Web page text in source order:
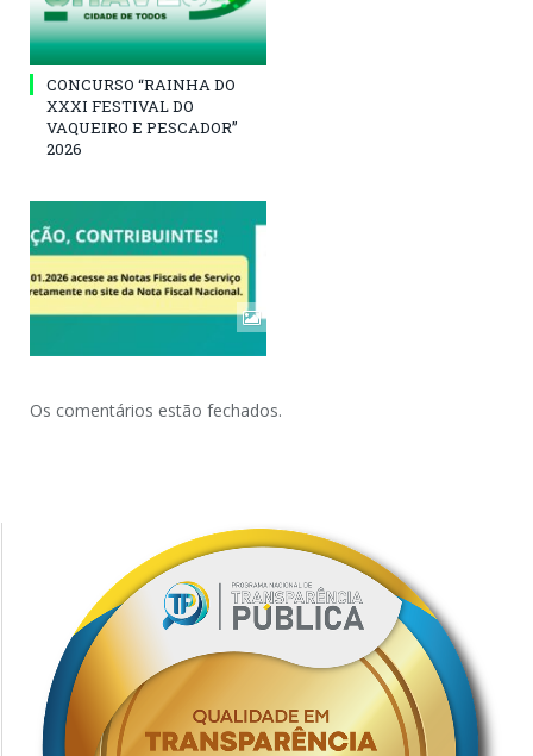
CONCURSO “RAINHA DO
XXXI FESTIVAL DO
VAQUEIRO E PESCADOR”
2026
Os comentários estão fechados.